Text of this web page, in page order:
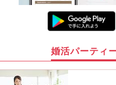
婚活パーティ